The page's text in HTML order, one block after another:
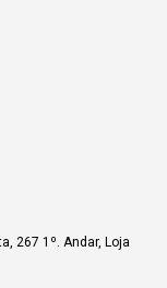
267 1º. Andar, Loja